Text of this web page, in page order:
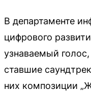
В департаменте
цифрового
узнаваемый
ставшие
них композиции